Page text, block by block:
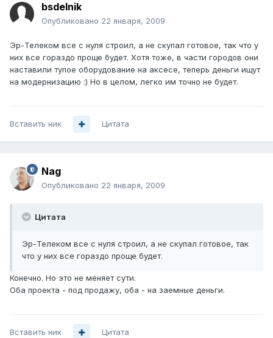
bsdelnik
Опубликовано 22 января, 2009
Эр-Телеком все с нуля строил, а не скупал готовое, так что у
них все гораздо проще будет. Хотя тоже, в части городов они
наставили тупое оборудование на аксесе, теперь деньги ищут
на модернизацию :) Но в целом, легко им точно не будет.
Вставить ник Цитата
Nag
Опубликовано 22 января, 2009
Цитата
Эр-Телеком все с нуля строил, а не скупал готовое, так
что у них все гораздо проще будет.
Конечно. Но это не меняет сути.
Оба проекта - под продажу, оба - на заемные деньги.
Вставить ник Цитата